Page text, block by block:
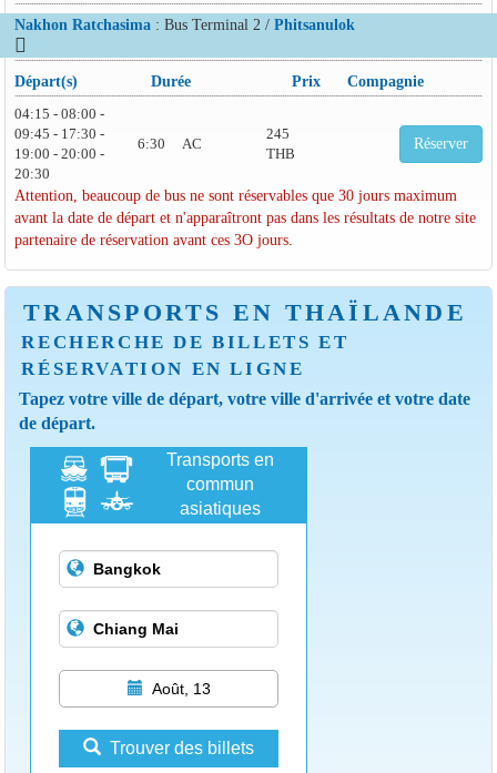
Nakhon Ratchasima: Bus Terminal 2 / Phitsanulok
Départ(s) Durée Prix Compagnie
04:15 - 08:00 -
09:45 - 17:30 -
19:00 - 20:00 -
20:30
6:30 AC
245
THB
Réserver
Attention, beaucoup de bus ne sont réservables que 30 jours maximum
avant la date de départ et n'apparaîtront pas dans les résultats de notre site
partenaire de réservation avant ces 3O jours.
TRANSPORTS EN THAÏLANDE
RECHERCHE DE BILLETS ET
RÉSERVATION EN LIGNE
Tapez votre ville de départ, votre ville d'arrivée et votre date
de départ.
Transports en
commun
asiatiques
Août, 13
Trouver des billets